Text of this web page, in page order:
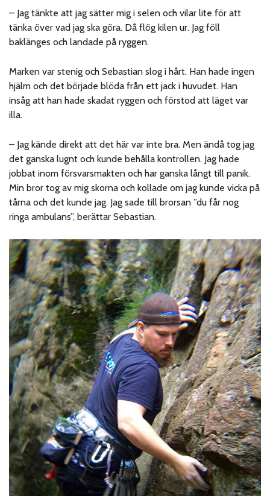
– Jag tänkte att jag sätter mig i selen och vilar lite för att
tänka över vad jag ska göra. Då flög kilen ur. Jag föll
baklänges och landade på ryggen.
Marken var stenig och Sebastian slog i hårt. Han hade ingen
hjälm och det började blöda från ett jack i huvudet. Han
insåg att han hade skadat ryggen och förstod att läget var
illa.
– Jag kände direkt att det här var inte bra. Men ändå tog jag
det ganska lugnt och kunde behålla kontrollen. Jag hade
jobbat inom försvarsmakten och har ganska långt till panik.
Min bror tog av mig skorna och kollade om jag kunde vicka på
tårna och det kunde jag. Jag sade till brorsan ”du får nog
ringa ambulans”, berättar Sebastian.